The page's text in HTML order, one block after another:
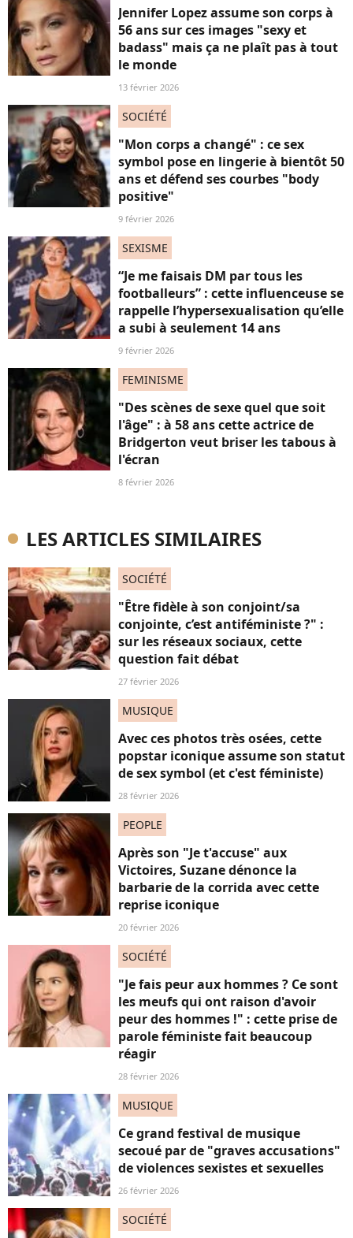
Jennifer Lopez assume son corps à
56 ans sur ces images "sexy et
badass" mais ça ne plaît pas à tout
le monde
13 février 2026
SOCIÉTÉ
"Mon corps a changé" : ce sex
symbol pose en lingerie à bientôt 50
ans et défend ses courbes "body
positive"
9 février 2026
SEXISME
“Je me faisais DM par tous les
footballeurs” : cette influenceuse se
rappelle l’hypersexualisation qu’elle
a subi à seulement 14 ans
9 février 2026
FEMINISME
"Des scènes de sexe quel que soit
l'âge" : à 58 ans cette actrice de
Bridgerton veut briser les tabous à
l'écran
8 février 2026
LES ARTICLES SIMILAIRES
SOCIÉTÉ
"Être fidèle à son conjoint/sa
conjointe, c’est antiféministe ?" :
sur les réseaux sociaux, cette
question fait débat
27 février 2026
MUSIQUE
Avec ces photos très osées, cette
popstar iconique assume son statut
de sex symbol (et c'est féministe)
28 février 2026
PEOPLE
Après son "Je t'accuse" aux
Victoires, Suzane dénonce la
barbarie de la corrida avec cette
reprise iconique
20 février 2026
SOCIÉTÉ
"Je fais peur aux hommes ? Ce sont
les meufs qui ont raison d'avoir
peur des hommes !" : cette prise de
parole féministe fait beaucoup
réagir
28 février 2026
MUSIQUE
Ce grand festival de musique
secoué par de "graves accusations"
de violences sexistes et sexuelles
26 février 2026
SOCIÉTÉ